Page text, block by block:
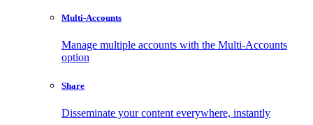
Multi-Accounts
Manage multiple accounts with the Multi-Accounts
option
Share
Disseminate your content everywhere, instantly